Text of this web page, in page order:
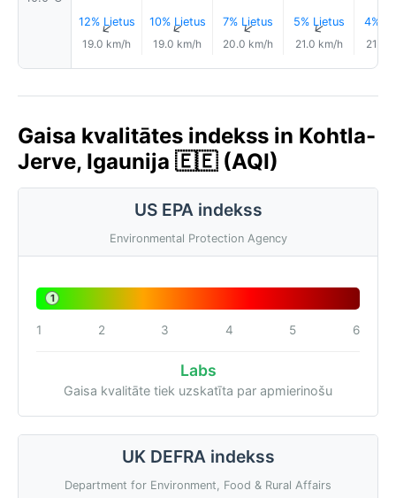
12% Lietus
↑
19.0 km/h
10% Lietus
↑
19.0 km/h
7% Lietus
↑
20.0 km/h
5% Lietus
↑
21.0 km/h
4%
21.0
Gaisa kvalitātes indekss in Kohtla-
Jerve, Igaunija 🇪🇪 (AQI)
US EPA indekss
Environmental Protection Agency
1
1 2 3 4 5 6
Labs
Gaisa kvalitāte tiek uzskatīta par apmierinošu
UK DEFRA indekss
Department for Environment, Food & Rural Affairs